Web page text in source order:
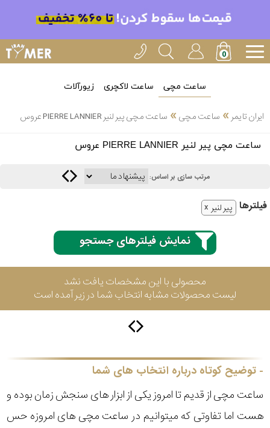
ساعت مچی ساعت لاکچری زیورآلات
ایران تایمر » ساعت مچی» ساعت مچی پیر لنیر PIERRE LANNIER عروس
ساعت مچی پیر لنیر PIERRE LANNIER عروس
مرتب سازی بر اساس:
فیلتر‌ها پیر لنیر
نمایش فیلترهای جستجو
محصولی با این مشخصات یافت نشد
لیست محصولات مشابه انتخاب شما در زیر آمده است
توضیح کوتاه درباره انتخاب های شما
ساعت مچی از قدیم تا امروز یکی از ابزار های سنجش زمان بوده و
هست اما تفاوتی که میتوانیم در ساعت مچی های امروزه حس
انتخاب
بین 3
3
سیکو
سیتیزن
اورینت
پیلار